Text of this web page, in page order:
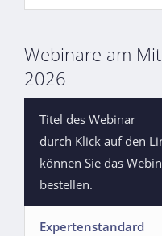
Webinare am
2026
Titel des Webinar
durch Klick auf den
können Sie das
bestellen.
Expertenstandard